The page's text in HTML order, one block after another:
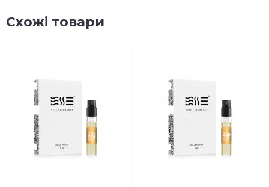
Схожі товари